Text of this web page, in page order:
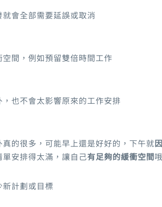
會全部需要延誤或取消
間，例如預留雙倍時間工作
，也不會太影響原來的工作安排
真的很多，可能早上還是好好的，下午就
安排得太滿，讓自己有足夠的緩衝空間
計劃或目標